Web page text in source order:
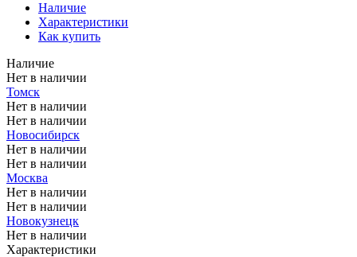
Наличие
Характеристики
Как купить
Наличие
Нет в наличии
Томск
Нет в наличии
Нет в наличии
Новосибирск
Нет в наличии
Нет в наличии
Москва
Нет в наличии
Нет в наличии
Новокузнецк
Нет в наличии
Характеристики